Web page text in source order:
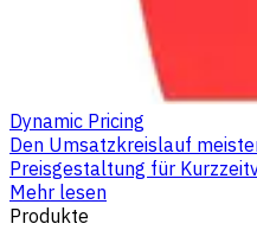
Dynamic Pricing
Den Umsatzkreislauf
Preisgestaltung für
Mehr lesen
Produkte